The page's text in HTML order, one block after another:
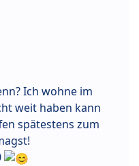
Ich wohne im
weit haben kann
spätestens zum